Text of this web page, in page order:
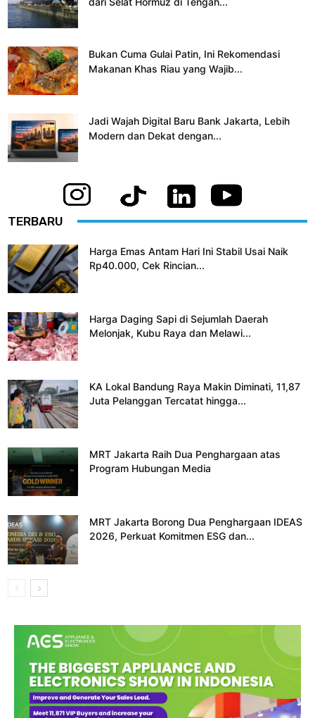
Bukan Cuma Gulai Patin, Ini Rekomendasi
Makanan Khas Riau yang Wajib...
Jadi Wajah Digital Baru Bank Jakarta, Lebih
Modern dan Dekat dengan...
TERBARU
Harga Emas Antam Hari Ini Stabil Usai Naik
Rp40.000, Cek Rincian...
Harga Daging Sapi di Sejumlah Daerah
Melonjak, Kubu Raya dan Melawi...
KA Lokal Bandung Raya Makin Diminati, 11,87
Juta Pelanggan Tercatat hingga...
MRT Jakarta Raih Dua Penghargaan atas
Program Hubungan Media
MRT Jakarta Borong Dua Penghargaan IDEAS
2026, Perkuat Komitmen ESG dan...